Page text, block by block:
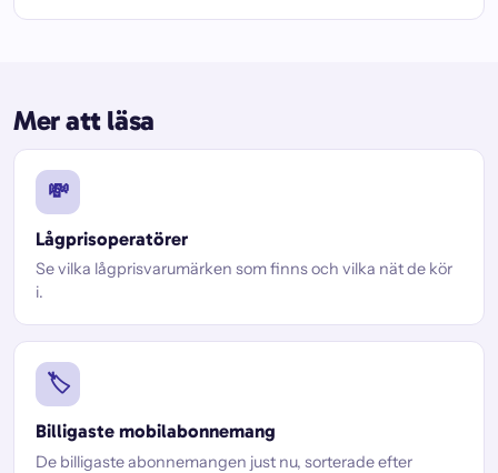
Mer att läsa
💸
Lågprisoperatörer
Se vilka lågprisvarumärken som finns och vilka nät de kör
i.
🏷️
Billigaste mobilabonnemang
De billigaste abonnemangen just nu, sorterade efter